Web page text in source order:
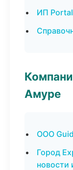
ИП
Амуре
ООО
Город
новости